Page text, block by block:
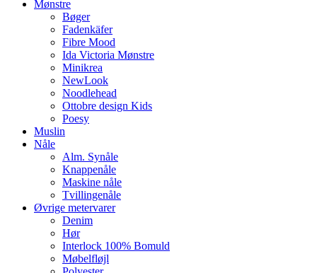
Mønstre
Bøger
Fadenkäfer
Fibre Mood
Ida Victoria Mønstre
Minikrea
NewLook
Noodlehead
Ottobre design Kids
Poesy
Muslin
Nåle
Alm. Synåle
Knappenåle
Maskine nåle
Tvillingenåle
Øvrige metervarer
Denim
Hør
Interlock 100% Bomuld
Møbelfløjl